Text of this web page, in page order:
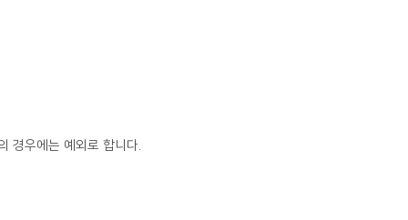
경우에는 예외로 합니다.